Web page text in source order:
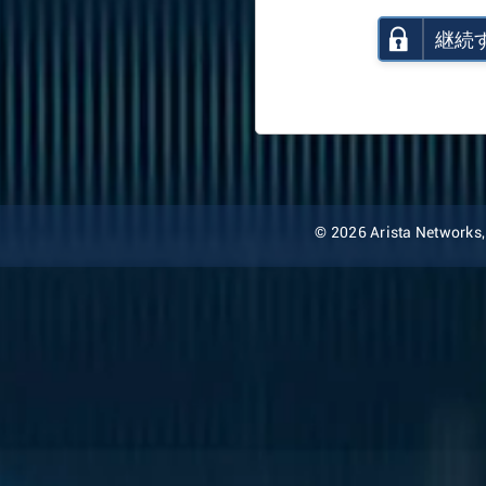
継続
© 2026 Arista